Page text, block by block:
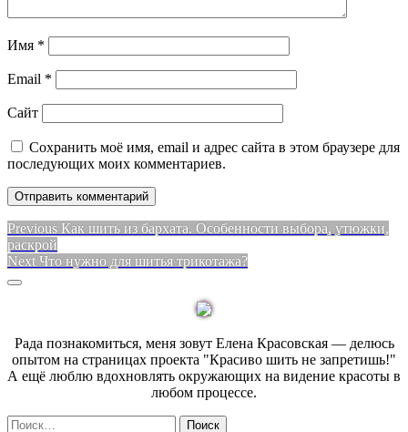
Имя *
Email *
Сайт
Сохранить моё имя, email и адрес сайта в этом браузере для
последующих моих комментариев.
Навигация
по
записям
Previous Previous
Как шить из бархата. Особенности выбора, утюжки,
раскрой
Next Next
Что нужно для шитья трикотажа?
Sidebar
Рада познакомиться, меня зовут Елена Красовская — делюсь
опытом на страницах проекта "Красиво шить не запретишь!"
А ещё люблю вдохновлять окружающих на видение красоты в
любом процессе.
Найти: